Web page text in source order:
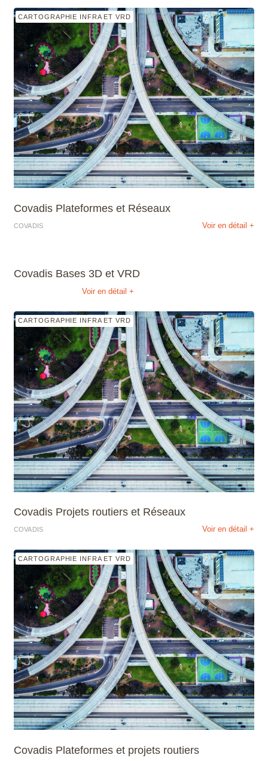
CARTOGRAPHIE INFRA ET VRD
Covadis Plateformes et Réseaux
COVADIS Voir en détail +
Covadis Bases 3D et VRD
Voir en détail +
CARTOGRAPHIE INFRA ET VRD
Covadis Projets routiers et Réseaux
COVADIS Voir en détail +
CARTOGRAPHIE INFRA ET VRD
Covadis Plateformes et projets routiers